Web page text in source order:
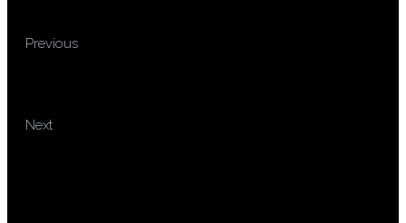
Previous
Next